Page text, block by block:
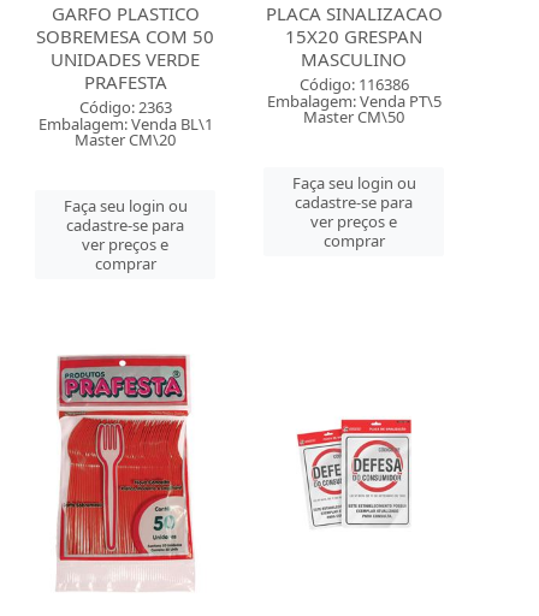
GARFO PLASTICO
SOBREMESA COM 50
UNIDADES VERDE
PRAFESTA
Código: 2363
Embalagem: Venda BL\1
Master CM\20
Faça seu login ou
cadastre-se para
ver preços e
comprar
PLACA SINALIZACAO
15X20 GRESPAN
MASCULINO
Código: 116386
Embalagem: Venda PT\5
Master CM\50
Faça seu login ou
cadastre-se para
ver preços e
comprar